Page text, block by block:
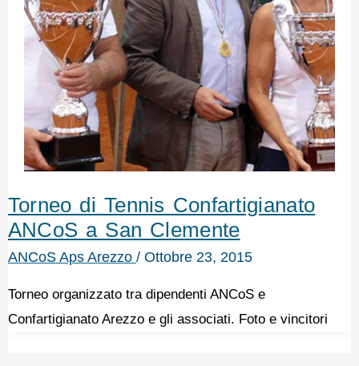
Torneo di Tennis Confartigianato
ANCoS a San Clemente
ANCoS Aps Arezzo / Ottobre 23, 2015
Torneo organizzato tra dipendenti ANCoS e
Confartigianato Arezzo e gli associati. Foto e vincitori